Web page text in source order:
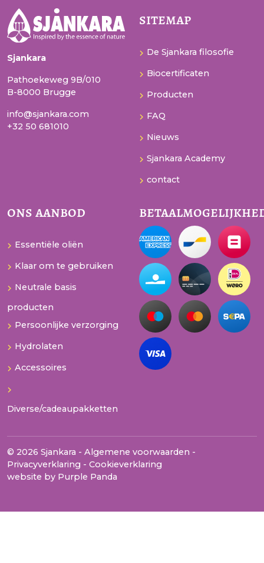
Sjankara
Pathoekeweg 9B/010
B-8000 Brugge
info@sjankara.com
+32 50 681010
sitemap
De Sjankara filosofie
Biocertificaten
Producten
FAQ
Nieuws
Sjankara Academy
contact
ons aanbod
Essentiële oliën
Klaar om te gebruiken
Neutrale basis
producten
Persoonlijke verzorging
Hydrolaten
Accessoires
Diverse/cadeaupakketten
© 2026 Sjankara - Algemene voorwaarden -
Privacyverklaring - Cookieverklaring
website by Purple Panda